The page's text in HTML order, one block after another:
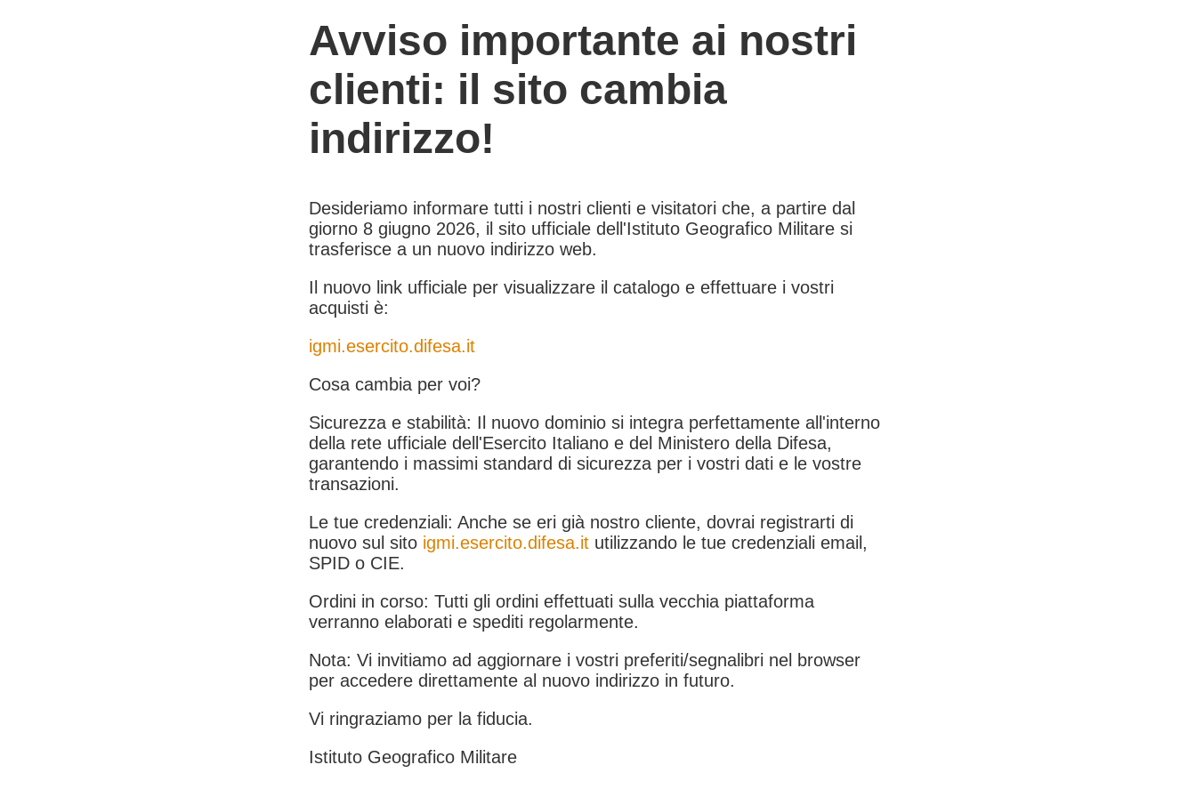
Avviso importante ai nostri
clienti: il sito cambia
indirizzo!
Desideriamo informare tutti i nostri clienti e visitatori che, a partire dal
giorno 8 giugno 2026, il sito ufficiale dell'Istituto Geografico Militare si
trasferisce a un nuovo indirizzo web.
Il nuovo link ufficiale per visualizzare il catalogo e effettuare i vostri
acquisti è:
igmi.esercito.difesa.it
Cosa cambia per voi?
Sicurezza e stabilità: Il nuovo dominio si integra perfettamente all'interno
della rete ufficiale dell'Esercito Italiano e del Ministero della Difesa,
garantendo i massimi standard di sicurezza per i vostri dati e le vostre
transazioni.
Le tue credenziali: Anche se eri già nostro cliente, dovrai registrarti di
nuovo sul sito igmi.esercito.difesa.it utilizzando le tue credenziali email,
SPID o CIE.
Ordini in corso: Tutti gli ordini effettuati sulla vecchia piattaforma
verranno elaborati e spediti regolarmente.
Nota: Vi invitiamo ad aggiornare i vostri preferiti/segnalibri nel browser
per accedere direttamente al nuovo indirizzo in futuro.
Vi ringraziamo per la fiducia.
Istituto Geografico Militare